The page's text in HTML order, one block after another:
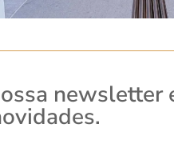
newsletter